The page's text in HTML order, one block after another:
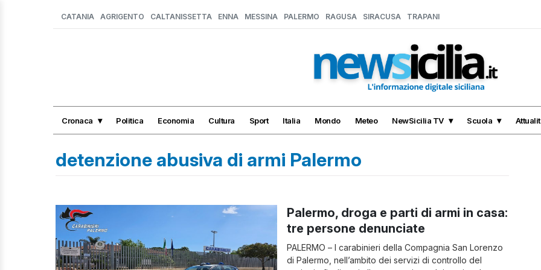
CATANIA AGRIGENTO CALTANISSETTA ENNA MESSINA PALERMO RAGUSA SIRACUSA TRAPANI
Cronaca Politica Economia Cultura Sport Italia Mondo Meteo NewSicilia TV Scuola
detenzione abusiva di armi Palermo
Palermo, droga e parti di armi in casa:
tre persone denunciate
PALERMO – I carabinieri della Compagnia San Lorenzo
di Palermo, nell’ambito dei servizi di controllo del